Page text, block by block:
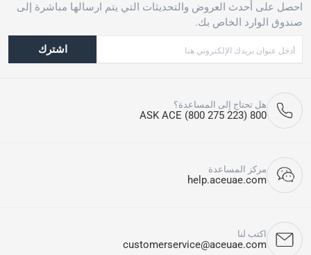
احصل على أحدث العروض والتحديثات التي يتم ارسالها مباشرة إلى
صندوق الوارد الخاص بك.
اشترك
هل تحتاج إلى المساعدة؟
800 ASK ACE (800 275 223)
مركز المساعدة
help.aceuae.com
اكتب لنا
customerservice@aceuae.com